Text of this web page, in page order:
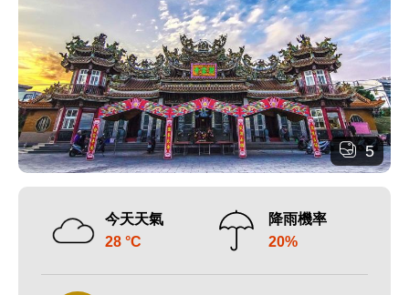
5
今天天氣
28 °C
降雨機率
20%